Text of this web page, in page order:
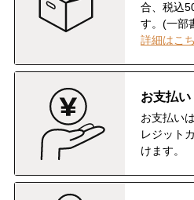
合、税込
す。(一部
詳細はこ
お支払い
お支払い
レジット
けます。